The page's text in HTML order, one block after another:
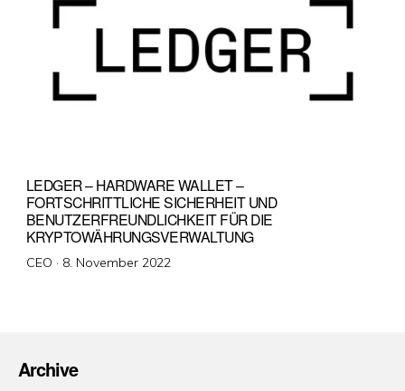
LEDGER – HARDWARE WALLET –
FORTSCHRITTLICHE SICHERHEIT UND
BENUTZERFREUNDLICHKEIT FÜR DIE
KRYPTOWÄHRUNGSVERWALTUNG
CEO · Veröffentlicht
8. November 2022
Archive